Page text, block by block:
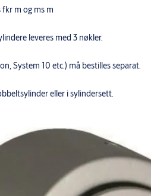
m og ms m
leveres med 3 nøkler.
System 10 etc.) må bestilles separat.
eller i sylindersett.